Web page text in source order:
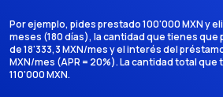
Por ejemplo, pides prestado 100'000 MXN y
meses (180 días), la cantidad que tienes que
de 18'333,3 MXN/mes y el interés del
MXN/mes (APR = 20%). La cantidad total
110'000 MXN.